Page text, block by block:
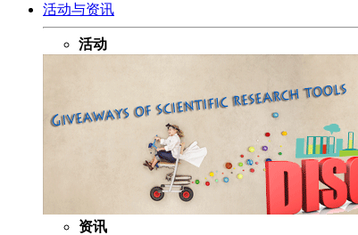
活动与资讯
活动
资讯